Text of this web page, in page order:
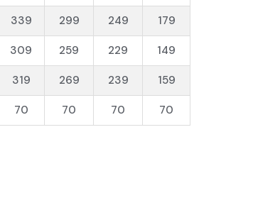
339 299 249 179
309 259 229 149
319 269 239 159
70 70 70 70